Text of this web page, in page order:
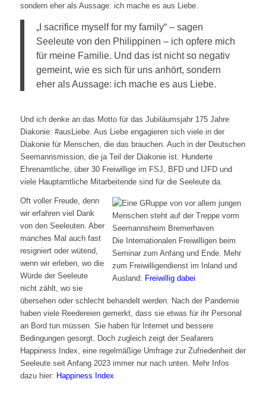
sondern eher als Aussage: ich mache es aus Liebe.
„I sacrifice myself for my family“ – sagen
Seeleute von den Philippinen – ich opfere mich
für meine Familie. Und das ist nicht so negativ
gemeint, wie es sich für uns anhört, sondern
eher als Aussage: ich mache es aus Liebe.
Und ich denke an das Motto für das Jubiläumsjahr 175 Jahre
Diakonie: #ausLiebe. Aus Liebe engagieren sich viele in der
Diakonie für Menschen, die das brauchen. Auch in der Deutschen
Seemannsmission, die ja Teil der Diakonie ist. Hunderte
Ehrenamtliche, über 30 Freiwillige im FSJ, BFD und IJFD und
viele Hauptamtliche Mitarbeitende sind für die Seeleute da.
Die Internationalen Freiwilligen beim
Seminar zum Anfang und Ende. Mehr
zum Freiwilligendienst im Inland und
Ausland: Freiwillig dabei
Oft voller Freude, denn
wir erfahren viel Dank
von den Seeleuten. Aber
manches Mal auch fast
resigniert oder wütend,
wenn wir erleben, wo die
Würde der Seeleute
nicht zählt, wo sie
übersehen oder schlecht behandelt werden. Nach der Pandemie
haben viele Reedereien gemerkt, dass sie etwas für ihr Personal
an Bord tun müssen. Sie haben für Internet und bessere
Bedingungen gesorgt. Doch zugleich zeigt der Seafarers
Happiness Index, eine regelmäßige Umfrage zur Zufriedenheit der
Seeleute seit Anfang 2023 immer nur nach unten. Mehr Infos
dazu hier: Happiness Index